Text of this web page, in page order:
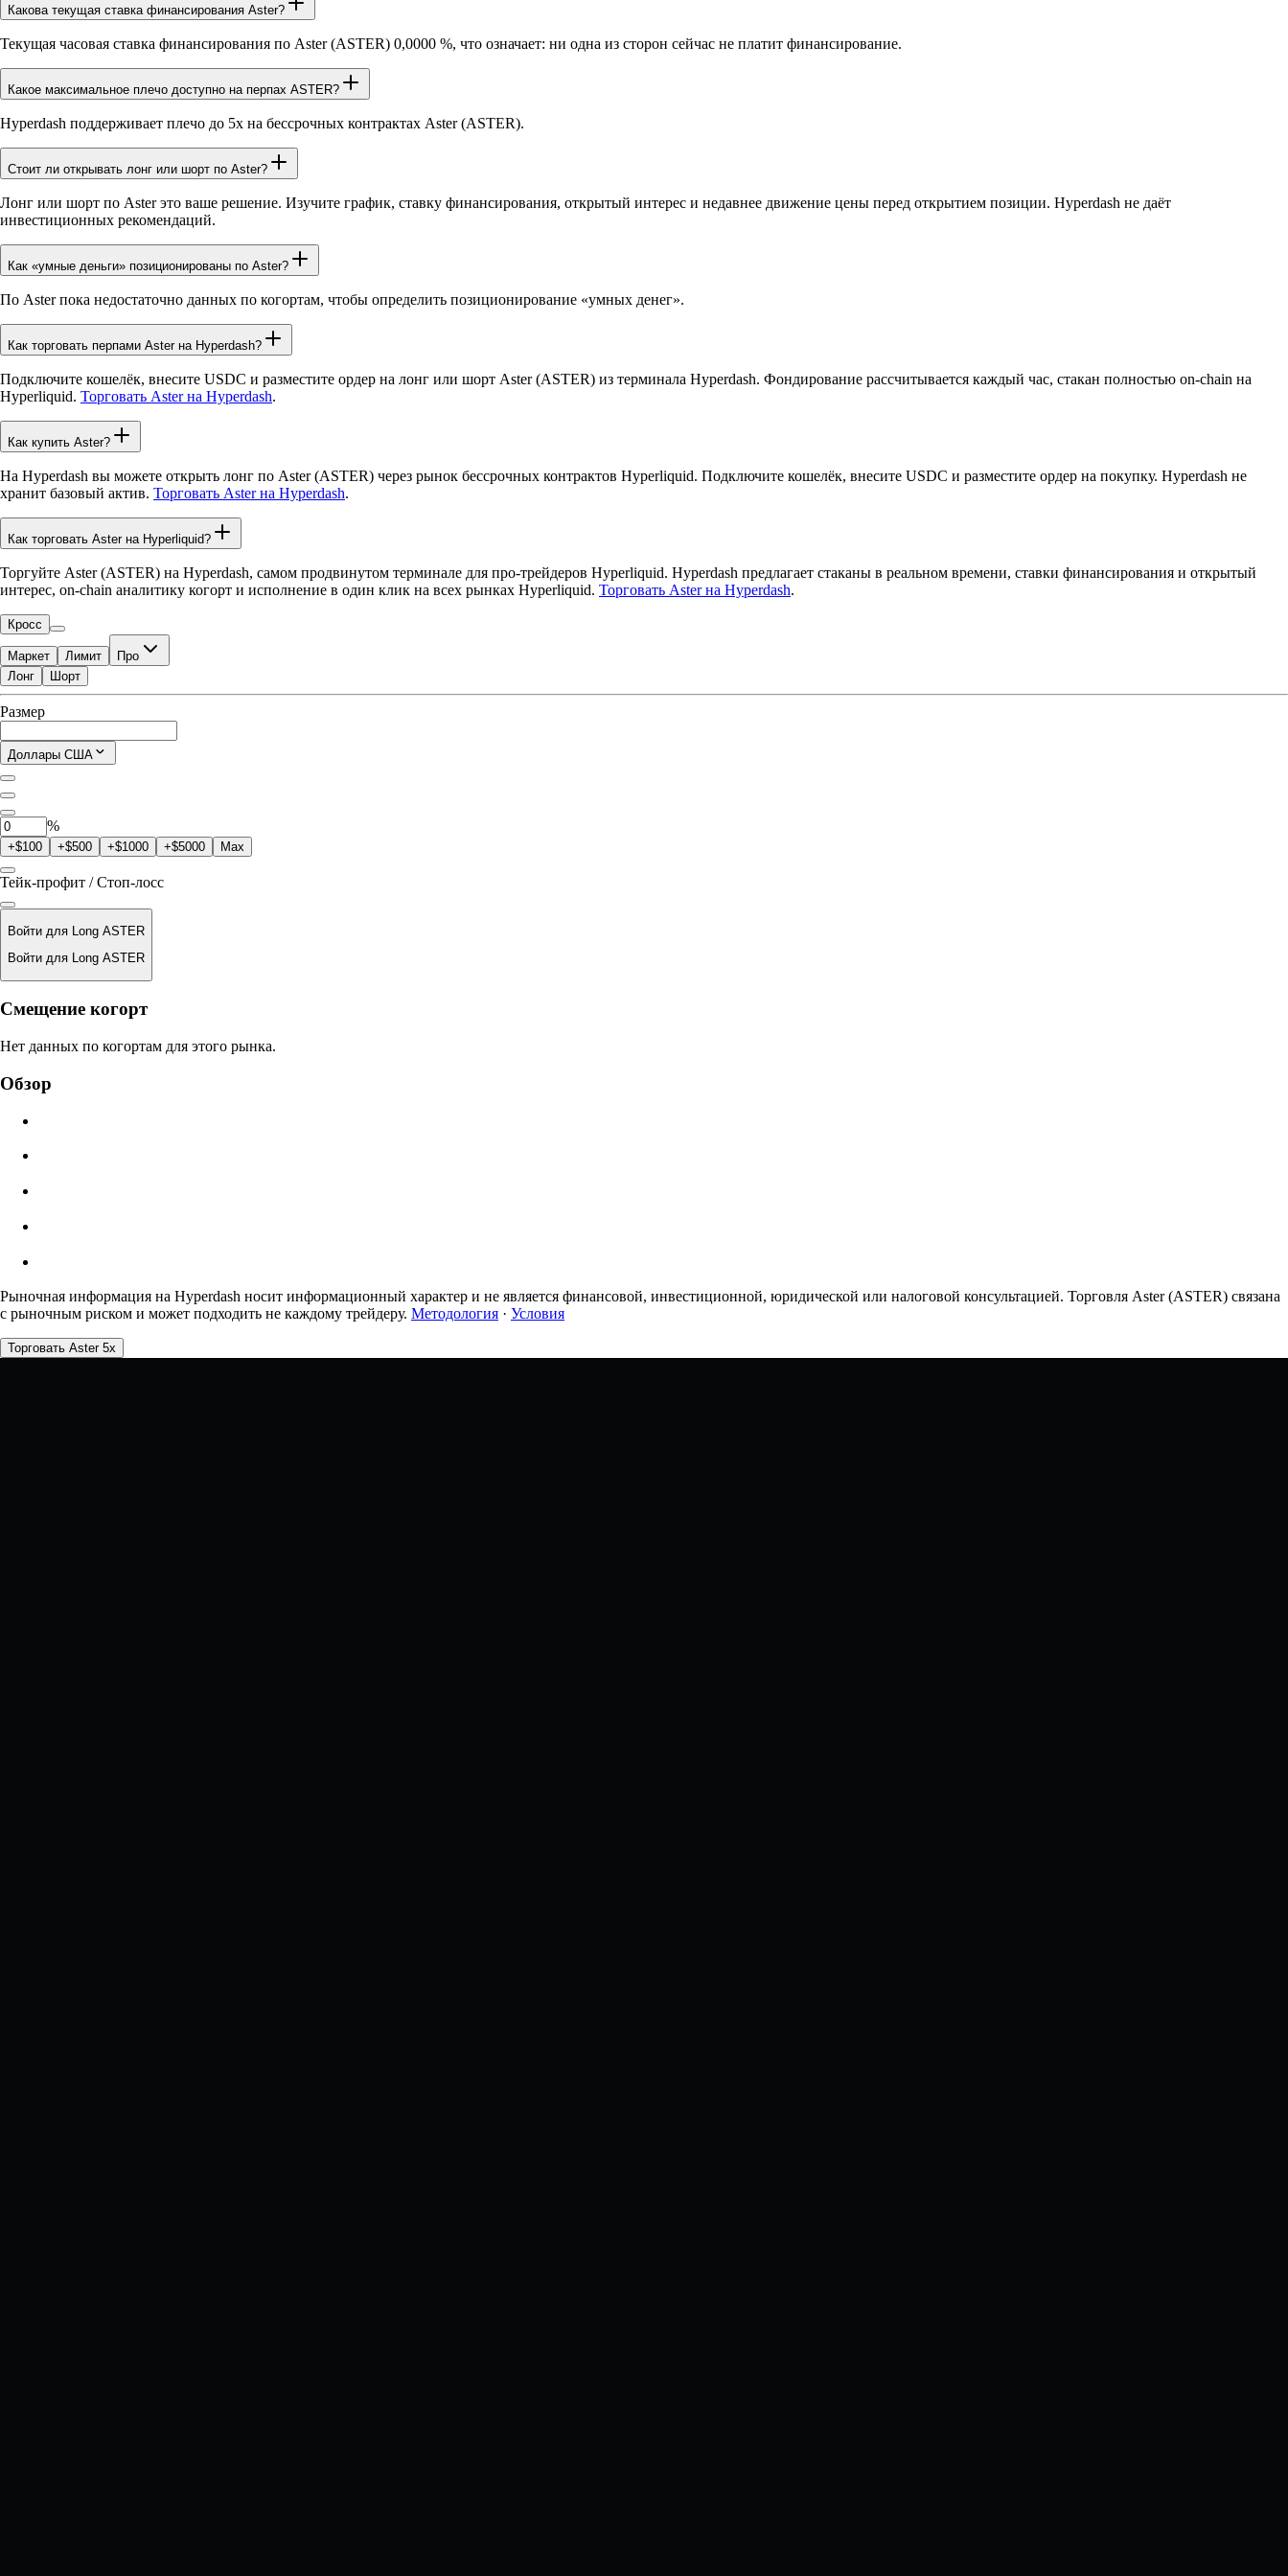
Какова текущая ставка финансирования Aster?
Текущая часовая ставка финансирования по Aster (ASTER) 0,0000 %, что означает: ни одна из сторон сейчас не платит финансирование.
Какое максимальное плечо доступно на перпах ASTER?
Hyperdash поддерживает плечо до 5x на бессрочных контрактах Aster (ASTER).
Стоит ли открывать лонг или шорт по Aster?
Лонг или шорт по Aster это ваше решение. Изучите график, ставку финансирования, открытый интерес и недавнее движение цены перед открытием позиции. Hyperdash не даёт
инвестиционных рекомендаций.
Как «умные деньги» позиционированы по Aster?
По Aster пока недостаточно данных по когортам, чтобы определить позиционирование «умных денег».
Как торговать перпами Aster на Hyperdash?
Подключите кошелёк, внесите USDC и разместите ордер на лонг или шорт Aster (ASTER) из терминала Hyperdash. Фондирование рассчитывается каждый час, стакан полностью on-chain на
Hyperliquid. Торговать Aster на Hyperdash.
Как купить Aster?
На Hyperdash вы можете открыть лонг по Aster (ASTER) через рынок бессрочных контрактов Hyperliquid. Подключите кошелёк, внесите USDC и разместите ордер на покупку. Hyperdash не
хранит базовый актив. Торговать Aster на Hyperdash.
Как торговать Aster на Hyperliquid?
Торгуйте Aster (ASTER) на Hyperdash, самом продвинутом терминале для про-трейдеров Hyperliquid. Hyperdash предлагает стаканы в реальном времени, ставки финансирования и открытый
интерес, on-chain аналитику когорт и исполнение в один клик на всех рынках Hyperliquid. Торговать Aster на Hyperdash.
Кросс
Маркет Лимит Про
Доступно для торговли
$0.00
Текущая позиция
Лонг Шорт
Размер
Доллары США
%
+$100 +$500 +$1000 +$5000 Max
Тейк-профит / Стоп-лосс
Войти для Long ASTER
Войти для Long ASTER
Цена ликвидации
N/A
0.0450% / 0.0150%
Смещение когорт
Нет данных по когортам для этого рынка.
Обзор
Рыночная информация на Hyperdash носит информационный характер и не является финансовой, инвестиционной, юридической или налоговой консультацией. Торговля Aster (ASTER) связана
с рыночным риском и может подходить не каждому трейдеру. Методология · Условия
Торговать Aster 5x